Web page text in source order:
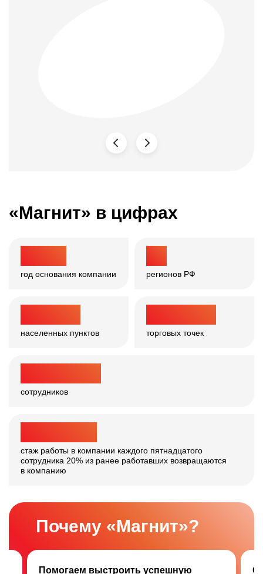
«Магнит» в цифрах
год основания компании
67
регионов РФ
населенных пунктов торговых точек
сотрудников
стаж работы в компании каждого пятнадцатого
сотрудника 20% из ранее работавших возвращаются
в компанию
Почему «Магнит»?
Помогаем выстроить успешную